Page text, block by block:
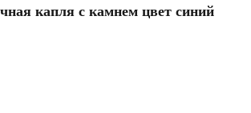
капля с камнем цвет синий